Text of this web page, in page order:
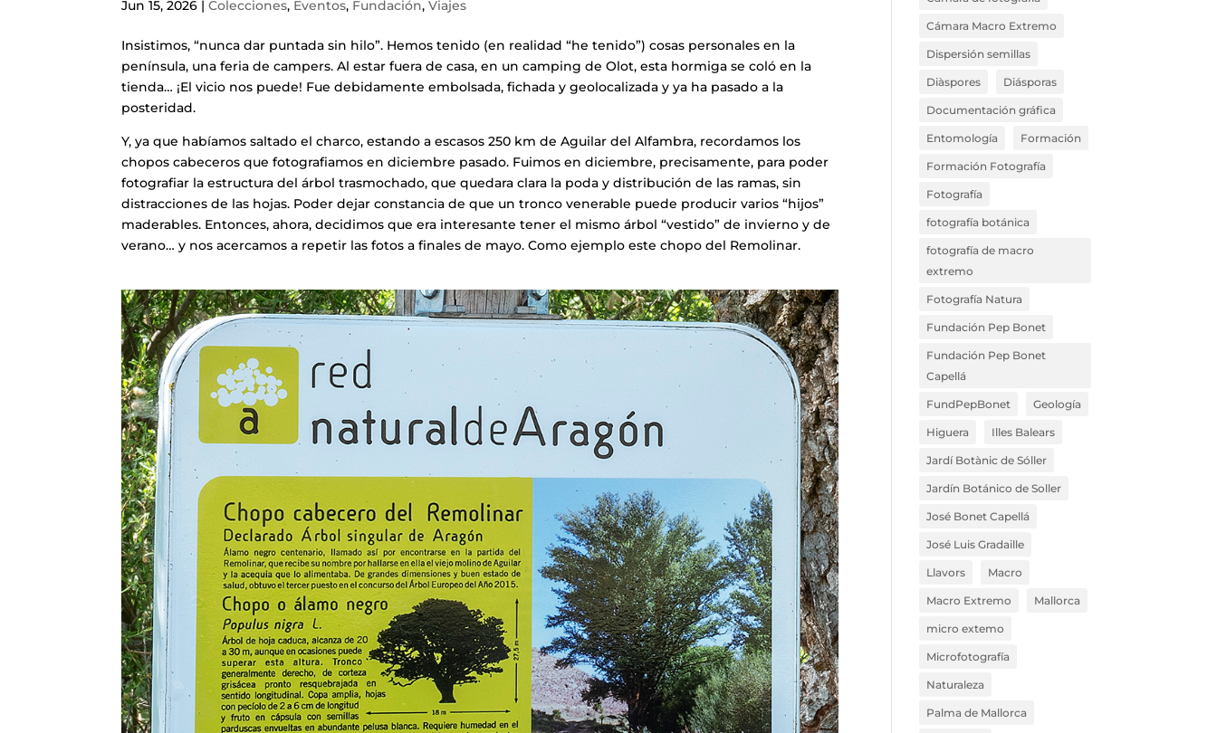
Jun 15, 2026 |Colecciones, Eventos, Fundación,Viajes
Insistimos, “nunca dar puntada sin hilo”. Hemos tenido (en realidad “he tenido”) cosas personales en la
península, una feria de campers. Al estar fuera de casa, en un camping de Olot, esta hormiga se coló en la
tienda… ¡El vicio nos puede! Fue debidamente embolsada, fichada y geolocalizada y ya ha pasado a la
posteridad.
Y, ya que habíamos saltado el charco, estando a escasos 250 km de Aguilar del Alfambra, recordamos los
chopos cabeceros que fotografiamos en diciembre pasado. Fuimos en diciembre, precisamente, para poder
fotografiar la estructura del árbol trasmochado, que quedara clara la poda y distribución de las ramas, sin
distracciones de las hojas. Poder dejar constancia de que un tronco venerable puede producir varios “hijos”
maderables. Entonces, ahora, decidimos que era interesante tener el mismo árbol “vestido” de invierno y de
verano… y nos acercamos a repetir las fotos a finales de mayo. Como ejemplo este chopo del Remolinar.
Cámara Macro Extremo
Dispersión semillas
Diàspores Diásporas
Documentación gráfica
Entomología Formación
Formación Fotografía
Fotografía
fotografía botánica
fotografía de macro
extremo
Fotografía Natura
Fundación Pep Bonet
Fundación Pep Bonet
Capellá
FundPepBonet Geología
Higuera Illes Balears
Jardí Botànic de Sóller
Jardín Botánico de Soller
José Bonet Capellá
José Luis Gradaille
Llavors Macro
Macro Extremo Mallorca
micro extemo
Microfotografía
Naturaleza
Palma de Mallorca